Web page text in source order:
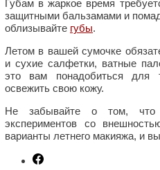
Губам в жаркое время
защитными бальзамами и
облизывайте губы.
Летом в вашей сумочке
и сухие салфетки, ватные
это вам понадобиться для
освежить свою кожу.
Не забывайте о том,
экспериментов со
варианты летнего макияжа, и